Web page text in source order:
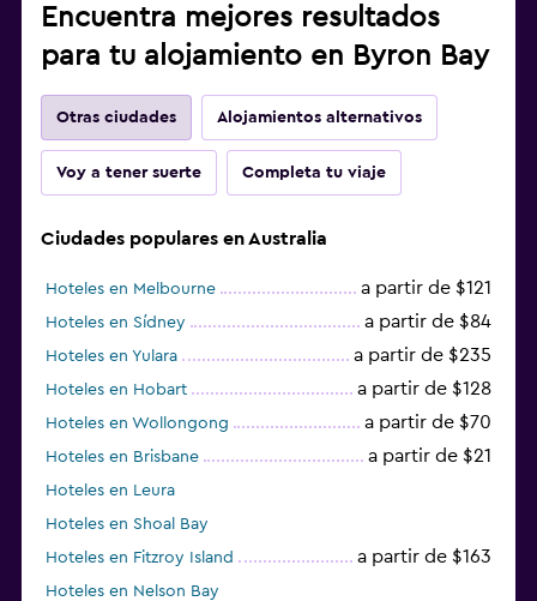
Encuentra mejores resultados
para tu alojamiento en Byron Bay
Otras ciudades Alojamientos alternativos
Voy a tener suerte Completa tu viaje
Ciudades populares en Australia
Hoteles en Melbourne a partir de $121
Hoteles en Sídney a partir de $84
Hoteles en Yulara a partir de $235
Hoteles en Hobart a partir de $128
Hoteles en Wollongong a partir de $70
Hoteles en Brisbane a partir de $21
Hoteles en Leura
Hoteles en Shoal Bay
Hoteles en Fitzroy Island
a partir de $163
Hoteles en Nelson Bay